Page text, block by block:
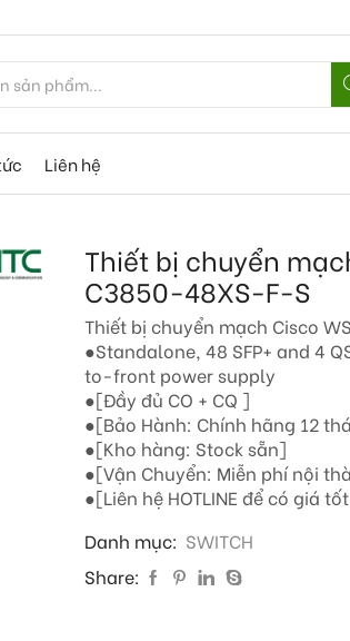
Liên hệ
Thiết bị chuyển
C3850-48XS-F-S
Thiết bị chuyển mạch Cisco
●Standalone, 48 SFP+ and 4
to-front power supply
●[Đầy đủ CO + CQ ]
●[Bảo Hành: Chính hãng 12
●[Kho hàng: Stock sẵn]
●[Vận Chuyển: Miễn phí nội
●[Liên hệ HOTLINE để có giá
Danh mục: SWITCH
Share: